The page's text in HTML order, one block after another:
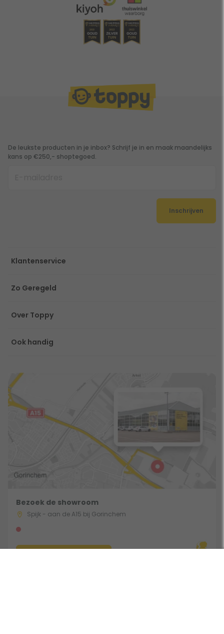
De leukste producten in je inbox? Schrijf je in en maak maandelijks
kans op €250,- shoptegoed.
Inschrijven
Klantenservice
Zo Geregeld
Over Toppy
Ook handig
Bezoek de showroom
Spijk - aan de A15 bij Gorinchem